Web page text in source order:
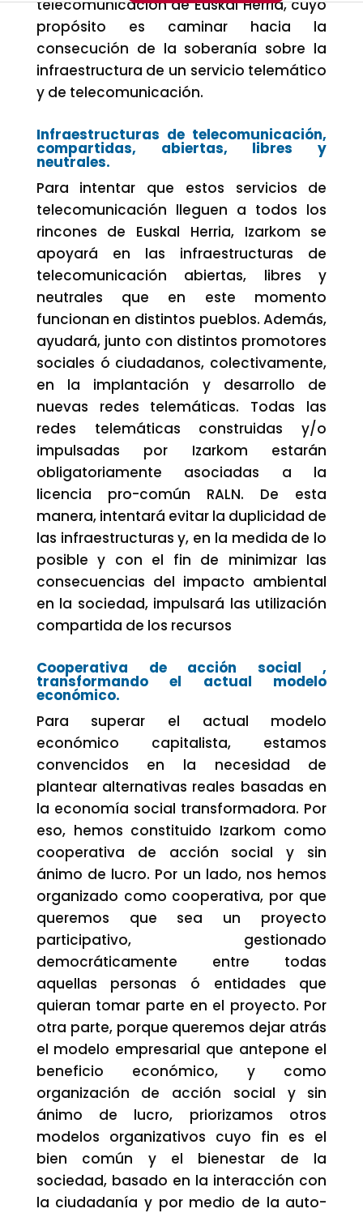
telecomunicación de Euskal Herria, cuyo
propósito es caminar hacia la
consecución de la soberanía sobre la
infraestructura de un servicio telemático
y de telecomunicación.
Infraestructuras de telecomunicación,
compartidas, abiertas, libres y
neutrales.
Para intentar que estos servicios de
telecomunicación lleguen a todos los
rincones de Euskal Herria, Izarkom se
apoyará en las infraestructuras de
telecomunicación abiertas, libres y
neutrales que en este momento
funcionan en distintos pueblos. Además,
ayudará, junto con distintos promotores
sociales ó ciudadanos, colectivamente,
en la implantación y desarrollo de
nuevas redes telemáticas. Todas las
redes telemáticas construidas y/o
impulsadas por Izarkom estarán
obligatoriamente asociadas a la
licencia pro-común RALN. De esta
manera, intentará evitar la duplicidad de
las infraestructuras y, en la medida de lo
posible y con el fin de minimizar las
consecuencias del impacto ambiental
en la sociedad, impulsará las utilización
compartida de los recursos
Cooperativa de acción social ,
transformando el actual modelo
económico.
Para superar el actual modelo
económico capitalista, estamos
convencidos en la necesidad de
plantear alternativas reales basadas en
la economía social transformadora. Por
eso, hemos constituido Izarkom como
cooperativa de acción social y sin
ánimo de lucro. Por un lado, nos hemos
organizado como cooperativa, por que
queremos que sea un proyecto
participativo, gestionado
democráticamente entre todas
aquellas personas ó entidades que
quieran tomar parte en el proyecto. Por
otra parte, porque queremos dejar atrás
el modelo empresarial que antepone el
beneficio económico, y como
organización de acción social y sin
ánimo de lucro, priorizamos otros
modelos organizativos cuyo fin es el
bien común y el bienestar de la
sociedad, basado en la interacción con
la ciudadanía y por medio de la auto-